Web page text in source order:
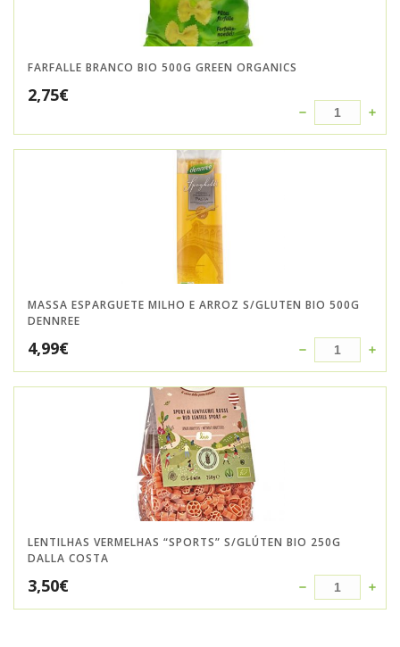
FARFALLE BRANCO BIO 500G GREEN ORGANICS
2,75€
MASSA ESPARGUETE MILHO E ARROZ S/GLUTEN BIO 500G
DENNREE
4,99€
LENTILHAS VERMELHAS “SPORTS” S/GLÚTEN BIO 250G
DALLA COSTA
3,50€